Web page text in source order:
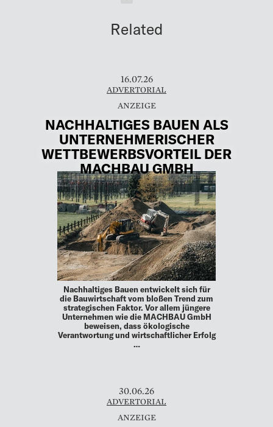
Related
16.07.26
ADVERTORIAL
NACHHALTIGES BAUEN ALS
UNTERNEHMERISCHER
WETTBEWERBSVORTEIL DER
MACHBAU GMBH
Nachhaltiges Bauen entwickelt sich für
die Bauwirtschaft vom bloßen Trend zum
strategischen Faktor. Vor allem jüngere
Unternehmen wie die MACHBAU GmbH
beweisen, dass ökologische
Verantwortung und wirtschaftlicher Erfolg
…
30.06.26
ADVERTORIAL